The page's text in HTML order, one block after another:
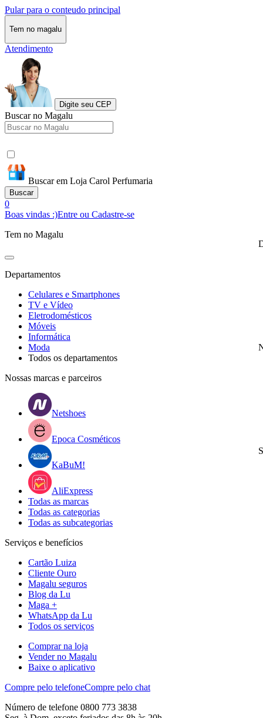
Pular para o conteudo principal
Tem no magalu
Atendimento
Digite seu CEP
Buscar no Magalu
Buscar em Loja Carol Perfumaria
Buscar
0
Boas vindas :)Entre ou Cadastre-se
Tem no Magalu
Departamentos
Celulares e Smartphones
TV e Vídeo
Eletrodomésticos
Móveis
Informática
Moda
Todos os departamentos
Nossas marcas e parceiros
Netshoes
Epoca Cosméticos
KaBuM!
AliExpress
Todas as marcas
Todas as categorias
Todas as subcategorias
Serviços e benefícios
Cartão Luiza
Cliente Ouro
Magalu seguros
Blog da Lu
Maga +
WhatsApp da Lu
Todos os serviços
Comprar na loja
Vender no Magalu
Baixe o aplicativo
Compre pelo telefoneCompre pelo chat
Número de telefone 0800 773 3838